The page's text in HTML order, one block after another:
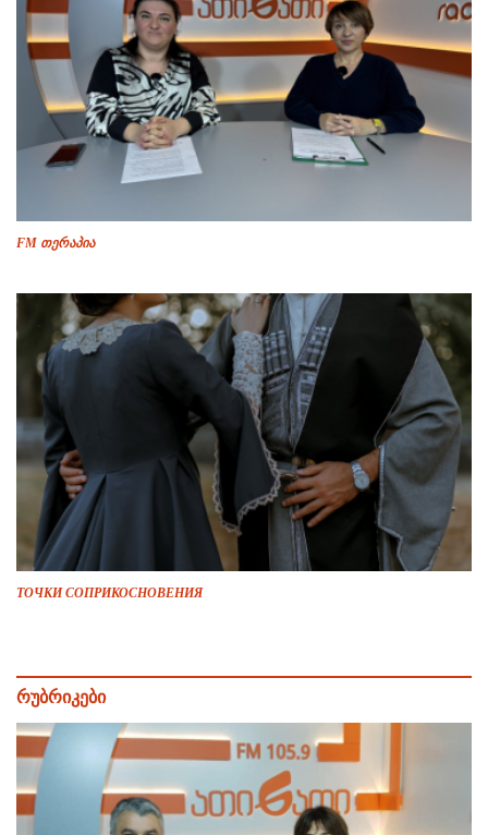
FM თერაპია
ТОЧКИ СОПРИКОСНОВЕНИЯ
რუბრიკები